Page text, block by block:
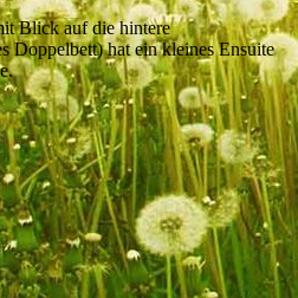
Blick auf die hintere
Doppelbett) hat ein kleines Ensuite